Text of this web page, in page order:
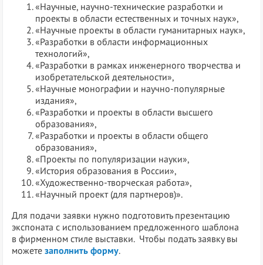
«Научные, научно-технические разработки и
проекты в области естественных и точных наук»,
«Научные проекты в области гуманитарных наук»,
«Разработки в области информационных
технологий»,
«Разработки в рамках инженерного творчества и
изобретательской деятельности»,
«Научные монографии и научно-популярные
издания»,
«Разработки и проекты в области высшего
образования»,
«Разработки и проекты в области общего
образования»,
«Проекты по популяризации науки»,
«История образования в России»,
«Художественно-творческая работа»,
«Научный проект (для партнеров)».
Для подачи заявки нужно подготовить презентацию
экспоната с использованием предложенного шаблона
в фирменном стиле выставки. Чтобы подать заявку вы
можете заполнить форму.